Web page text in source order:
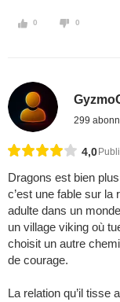
0 0
299
4,0
Dragons est bien
c’est une fable sur la
adulte dans un
un village viking où
choisit un autre
de courage.
La relation qu’il tisse